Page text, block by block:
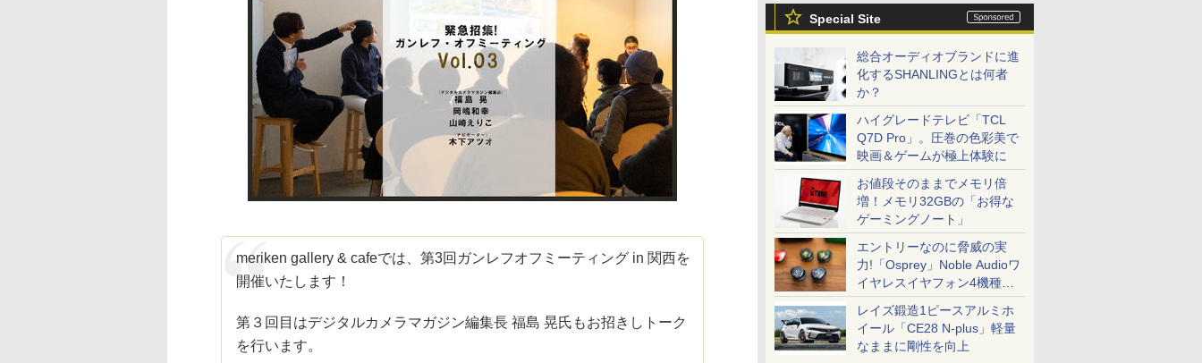
Special Site
総合オーディオブランドに進
化するSHANLINGとは何者
か？
ハイグレードテレビ「TCL
Q7D Pro」。圧巻の色彩美で
映画＆ゲームが極上体験に
お値段そのままでメモリ倍
増！メモリ32GBの「お得な
ゲーミングノート」
エントリーなのに脅威の実
力!「Osprey」Noble Audioワ
イヤレスイヤフォン4機種を
一気に聴く
レイズ鍛造1ピースアルミホ
イール「CE28 N-plus」軽量
なままに剛性を向上
meriken gallery & cafeでは、第3回ガンレフオフミーティング in 関西を
開催いたします！
第３回目はデジタルカメラマガジン編集長 福島 晃氏もお招きしトーク
を行います。